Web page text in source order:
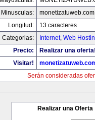
Minusculas:
monetizatuweb.com
Longitud:
13 caracteres
Categorias:
Internet, Web
Precio:
Realizar una
Visitar!
Serán consideradas
Realizar una Oferta